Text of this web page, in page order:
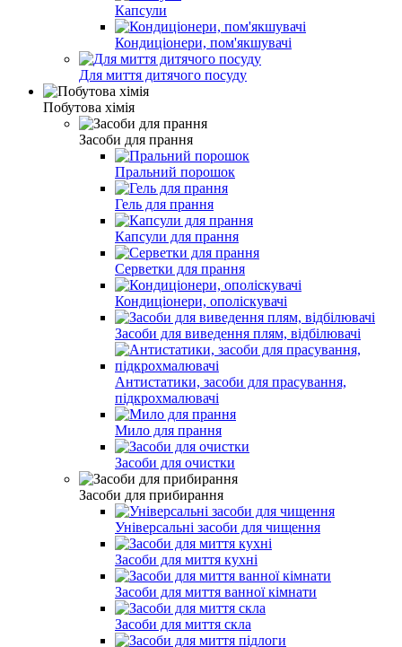
Капсули
Кондиціонери, пом'якшувачі
Для миття дитячого посуду
Побутова хімія
Засоби для прання
Пральний порошок
Гель для прання
Капсули для прання
Серветки для прання
Кондиціонери, ополіскувачі
Засоби для виведення плям, відбілювачі
Антистатики, засоби для прасування,
підкрохмалювачі
Мило для прання
Засоби для очистки
Засоби для прибирання
Універсальні засоби для чищення
Засоби для миття кухні
Засоби для миття ванної кімнати
Засоби для миття скла